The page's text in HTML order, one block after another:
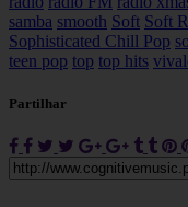
samba smooth Soft Soft R
Sophisticated Chill Pop
teen pop top top hits
Partilhar